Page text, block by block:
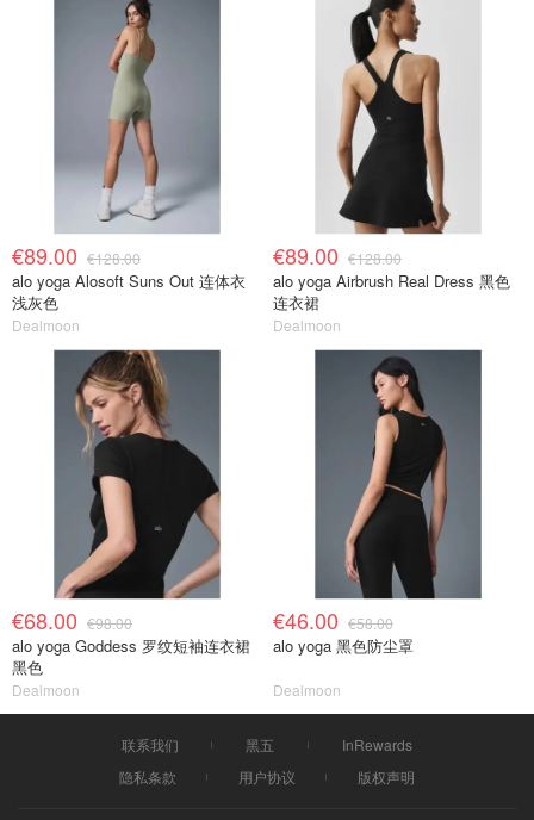
€89.00 €128.00
alo yoga Alosoft Suns Out 连体衣
浅灰色
Dealmoon
€89.00 €128.00
alo yoga Airbrush Real Dress 黑色
连衣裙
Dealmoon
€68.00 €98.00
alo yoga Goddess 罗纹短袖连衣裙
黑色
Dealmoon
€46.00 €58.00
alo yoga 黑色防尘罩
Dealmoon
联系我们 黑五
InRewards
隐私条款
用户协议 版权声明